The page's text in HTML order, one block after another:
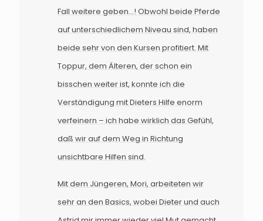
Fall weitere geben...! Obwohl beide Pferde
auf unterschiedlichem Niveau sind, haben
beide sehr von den Kursen profitiert. Mit
Toppur, dem Älteren, der schon ein
bisschen weiter ist, konnte ich die
Verständigung mit Dieters Hilfe enorm
verfeinern – ich habe wirklich das Gefühl,
daß wir auf dem Weg in Richtung
unsichtbare Hilfen sind.
Mit dem Jüngeren, Mori, arbeiteten wir
sehr an den Basics, wobei Dieter und auch